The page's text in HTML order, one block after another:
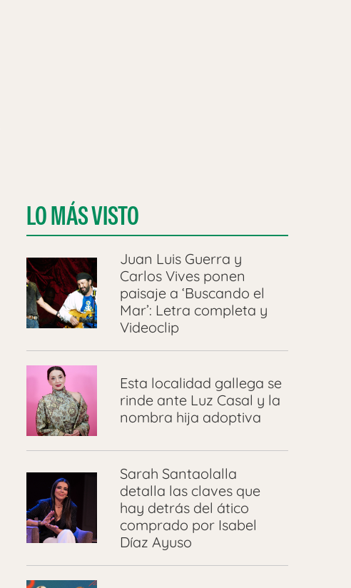
LO MÁS VISTO
Juan Luis Guerra y
Carlos Vives ponen
paisaje a ‘Buscando el
Mar’: Letra completa y
Videoclip
Esta localidad gallega se
rinde ante Luz Casal y la
nombra hija adoptiva
Sarah Santaolalla
detalla las claves que
hay detrás del ático
comprado por Isabel
Díaz Ayuso